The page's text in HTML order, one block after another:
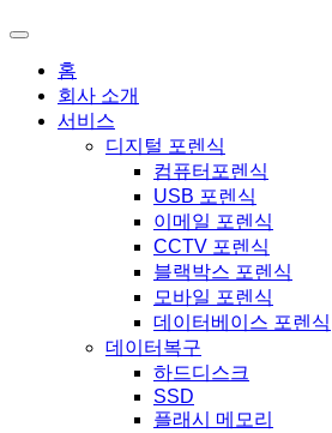
Toggle
Primary
menu
홈
회사 소개
서비스
디지털 포렌식
컴퓨터포렌식
USB 포렌식
이메일 포렌식
CCTV 포렌식
블랙박스 포렌식
모바일 포렌식
데이터베이스 포렌식
데이터복구
하드디스크
SSD
플래시 메모리